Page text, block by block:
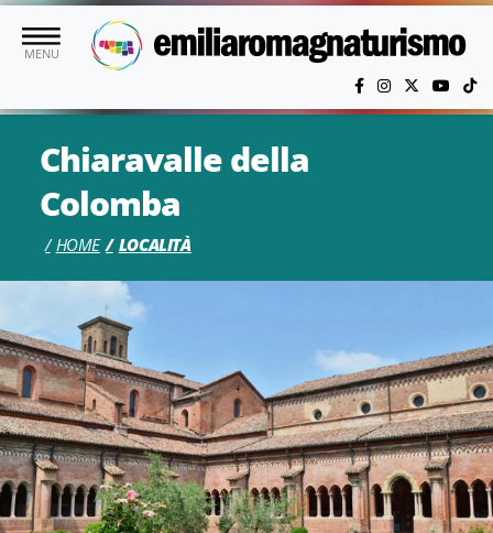
Vai al contenuto principale
MENU
Chiaravalle della
Colomba
HOME LOCALITÀ